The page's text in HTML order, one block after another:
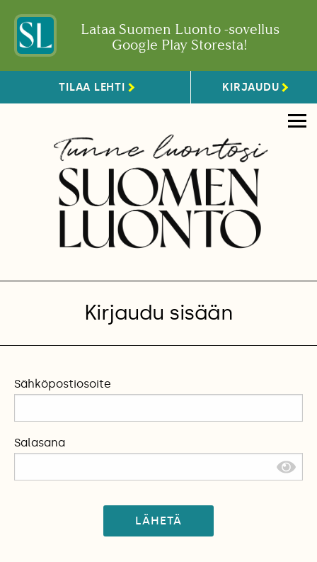
Lataa Suomen Luonto -sovellus
Google Play Storesta!
TILAA LEHTI KIRJAUDU
Kirjaudu sisään
Sähköpostiosoite
Salasana
LÄHETÄ